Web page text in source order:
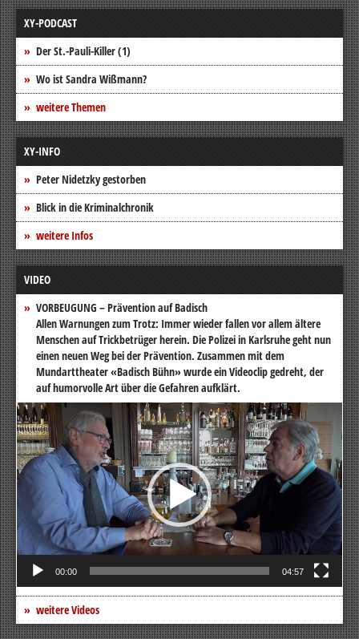
XY-PODCAST
Der St.-Pauli-Killer (1)
Wo ist Sandra Wißmann?
weitere Themen
XY-INFO
Peter Nidetzky gestorben
Blick in die Kriminalchronik
weitere Infos
VIDEO
VORBEUGUNG – Prävention auf Badisch
Allen Warnungen zum Trotz: Immer wieder fallen vor allem ältere
Menschen auf Trickbetrüger herein. Die Polizei in Karlsruhe geht nun
einen neuen Weg bei der Prävention. Zusammen mit dem
Mundarttheater «Badisch Bühn» wurde ein Videoclip gedreht, der
auf humorvolle Art über die Gefahren aufklärt.
Video-
Player
00:00 04:57
weitere Videos